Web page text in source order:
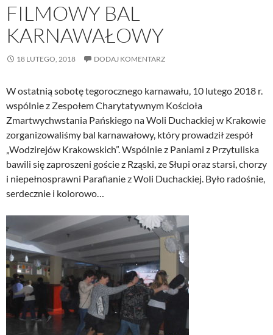
FILMOWY BAL
KARNAWAŁOWY
18 LUTEGO, 2018 DODAJ KOMENTARZ
W ostatnią sobotę tegorocznego karnawału, 10 lutego 2018 r.
wspólnie z Zespołem Charytatywnym Kościoła
Zmartwychwstania Pańskiego na Woli Duchackiej w Krakowie
zorganizowaliśmy bal karnawałowy, który prowadził zespół
„Wodzirejów Krakowskich”. Wspólnie z Paniami z Przytuliska
bawili się zaproszeni goście z Rząski, ze Słupi oraz starsi, chorzy
i niepełnosprawni Parafianie z Woli Duchackiej. Było radośnie,
serdecznie i kolorowo…